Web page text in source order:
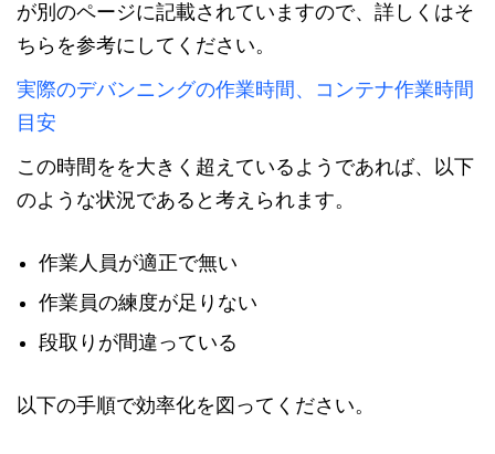
が別のページに記載されていますので、詳しくはそ
ちらを参考にしてください。
実際のデバンニングの作業時間、コンテナ作業時間
目安
この時間をを大きく超えているようであれば、以下
のような状況であると考えられます。
作業人員が適正で無い
作業員の練度が足りない
段取りが間違っている
以下の手順で効率化を図ってください。